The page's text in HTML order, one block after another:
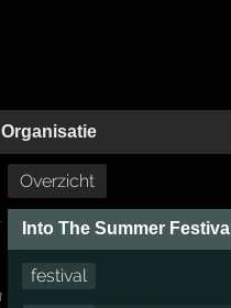
Organisatie
Overzicht
Into The Summer Festival
festival